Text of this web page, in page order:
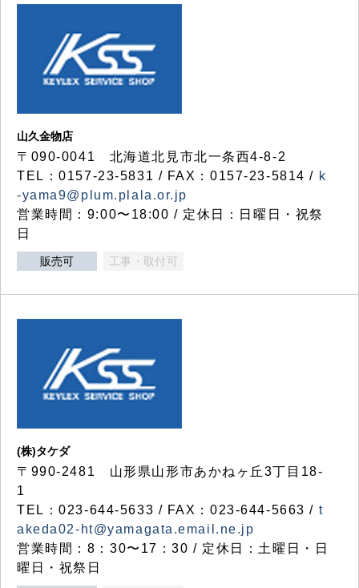
山久金物店
〒090-0041 北海道北見市北一条西4-8-2
TEL：0157-23-5831 / FAX：0157-23-5814 / k
-yama9@plum.plala.or.jp
営業時間：9:00〜18:00 / 定休日：日曜日・祝祭
日
販売可 工事・取付可
(株)タケダ
〒990-2481 山形県山形市あかねヶ丘3丁目18-
1
TEL：023-644-5633 / FAX：023-644-5663 / t
akeda02-ht@yamagata.email.ne.jp
営業時間：8：30〜17：30 / 定休日：土曜日・日
曜日・祝祭日